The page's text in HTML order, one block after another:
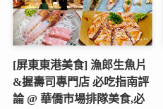
[屏東東港美食] 漁郎生魚片
&握壽司專門店 必吃指南評
論 @ 華僑市場排隊美食,必